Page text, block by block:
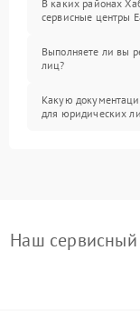
В каких районах
сервисные центры
Выполняете ли вы
лиц?
Какую
для юридических
Наш